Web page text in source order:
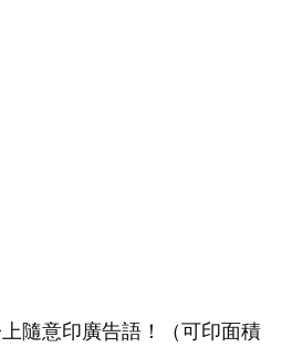
隨意印廣告語！（可印面積